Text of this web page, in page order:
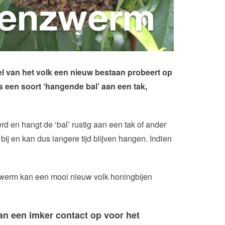
het volk een nieuw bestaan probeert op
soort ‘hangende bal’ aan een tak,
en hangt de ‘bal’ rustig aan een tak of ander
en kan dus langere tijd blijven hangen. Indien
kan een mooi nieuw volk honingbijen
een imker contact op voor het